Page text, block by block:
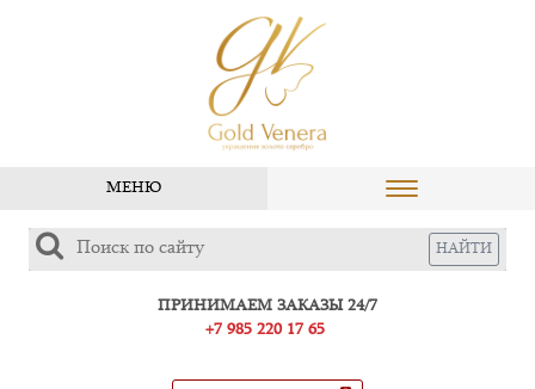
МЕНЮ
ПРИНИМАЕМ ЗАКАЗЫ 24/7
+7 985 220 17 65